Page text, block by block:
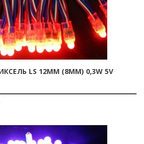
LS 12ММ (8ММ) 0,3W 5V